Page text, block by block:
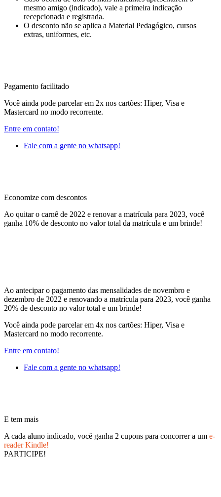
mesmo amigo (indicado), vale a primeira indicação
recepcionada e registrada.
O desconto não se aplica a Material Pedagógico, cursos
extras, uniformes, etc.
Pagamento facilitado
Você ainda pode parcelar em 2x nos cartões: Hiper, Visa e
Mastercard no modo recorrente.
Entre em contato!
Fale com a gente no whatsapp!
Economize com descontos
Ao quitar o carnê de 2022 e renovar a matrícula para 2023, você
ganha 10% de desconto no valor total da matrícula e um brinde!
Ao antecipar o pagamento das mensalidades de novembro e
dezembro de 2022 e renovando a matrícula para 2023, você ganha
20% de desconto no valor total e um brinde!
Você ainda pode parcelar em 4x nos cartões: Hiper, Visa e
Mastercard no modo recorrente.
Entre em contato!
Fale com a gente no whatsapp!
E tem mais
A cada aluno indicado, você ganha 2 cupons para concorrer a um e-
reader Kindle!
PARTICIPE!